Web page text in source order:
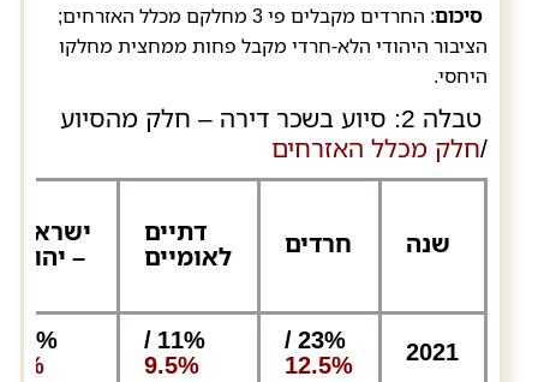
סיכום
: החרדים מקבלים פי 3 מחלקם מכלל האזרחים;
הציבור היהודי הלא-חרדי מקבל פחות ממחצית מחלקו
היחסי.
טבלה 2: סיוע בשכר דירה – חלק מהסיוע
/חלק מכלל האזרחים
שנה חרדים דתיים
לאומיים
ישראלים
– יהודים
2021
23% /
12.5%
11% /
9.5%
41% /
55%